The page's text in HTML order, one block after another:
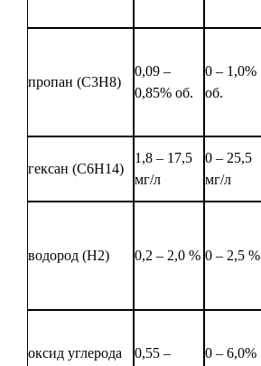
пропан (С3Н8)
0,09 –
0,85% об.
0 – 1,0%
об.
гексан (С6Н14)
1,8 – 17,5
мг/л
0 – 25,5
мг/л
водород (Н2) 0,2 – 2,0 % 0 – 2,5 %
оксид углерода
0,55 –
0 – 6,0%